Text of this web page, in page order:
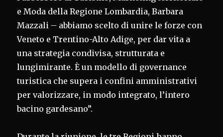
e Moda della Regione Lombardia, Barbara
Mazzali – abbiamo scelto di unire le forze con
Veneto e Trentino-Alto Adige, per dar vita a
una strategia condivisa, strutturata e
lungimirante. È un modello di governance
turistica che supera i confini amministrativi
per valorizzare, in modo integrato, l’intero
bacino gardesano”.